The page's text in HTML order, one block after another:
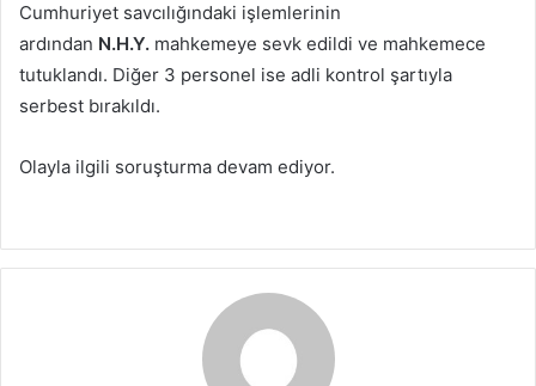
Cumhuriyet savcılığındaki işlemlerinin
ardından N.H.Y. mahkemeye sevk edildi ve mahkemece
tutuklandı. Diğer 3 personel ise adli kontrol şartıyla
serbest bırakıldı.
Olayla ilgili soruşturma devam ediyor.